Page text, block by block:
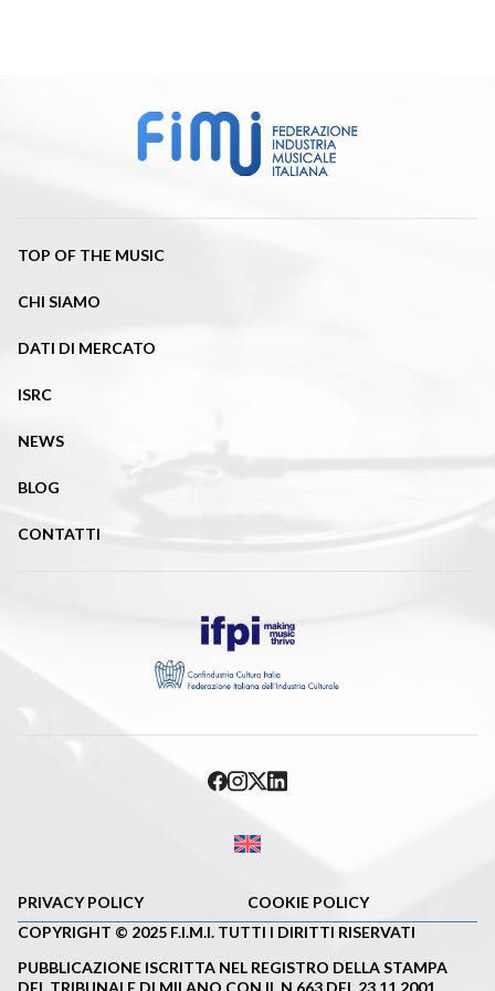
TOP OF THE MUSIC
CHI SIAMO
DATI DI MERCATO
ISRC
NEWS
BLOG
CONTATTI
PRIVACY POLICY
COOKIE POLICY
COPYRIGHT © 2025 F.I.M.I. TUTTI I DIRITTI RISERVATI
PUBBLICAZIONE ISCRITTA NEL REGISTRO DELLA STAMPA
DEL TRIBUNALE DI MILANO CON IL N.663 DEL 23.11.2001